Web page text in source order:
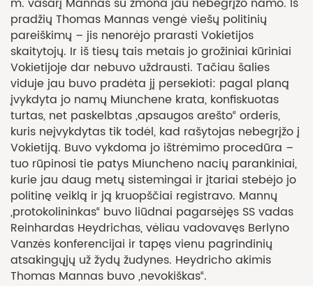
m. vasarį Mannas su žmona jau nebegrįžo namo. Iš
pradžių Thomas Mannas vengė viešų politinių
pareiškimų – jis nenorėjo prarasti Vokietijos
skaitytojų. Ir iš tiesų tais metais jo grožiniai kūriniai
Vokietijoje dar nebuvo uždrausti. Tačiau šalies
viduje jau buvo pradėta jį persekioti: pagal planą
įvykdyta jo namų Miunchene krata, konfiskuotas
turtas, net paskelbtas „apsaugos arešto“ orderis,
kuris neįvykdytas tik todėl, kad rašytojas nebegrįžo į
Vokietiją. Buvo vykdoma jo ištrėmimo procedūra –
tuo rūpinosi tie patys Miuncheno nacių parankiniai,
kurie jau daug metų sistemingai ir įtariai stebėjo jo
politinę veiklą ir ją kruopščiai registravo. Mannų
„protokolininkas“ buvo liūdnai pagarsėjęs SS vadas
Reinhardas Heydrichas, vėliau vadovavęs Berlyno
Vanzės konferencijai ir tapęs vienu pagrindinių
atsakingųjų už žydų žudynes. Heydricho akimis
Thomas Mannas buvo „nevokiškas“.